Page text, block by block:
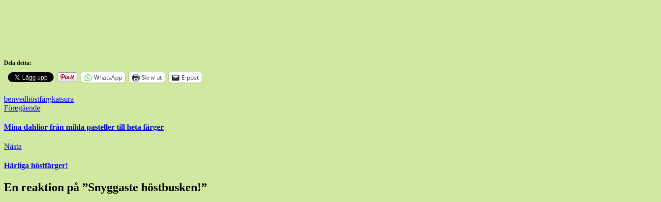
Dela detta:
WhatsApp Skriv ut E-post
benvedhöstfärgkatsura
Inläggsnavigering
Föregående
Mina dahlior från milda pasteller till heta färger
Nästa
Härliga höstfärger!
En reaktion på ”Snyggaste höstbusken!”